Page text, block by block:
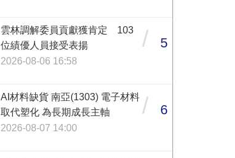
雲林調解委員貢獻獲肯定 103
位績優人員接受表揚
2026-08-06 16:58
/ 5
AI材料缺貨 南亞(1303) 電子材料
取代塑化 為長期成長主軸
2026-08-07 14:00
/ 6